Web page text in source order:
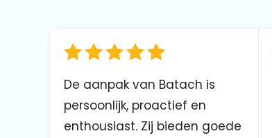
De aanpak van Batach is
persoonlijk, proactief en
enthousiast. Zij bieden goede